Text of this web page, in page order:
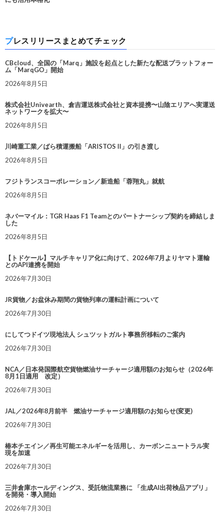
プレスリリースまとめてチェック
CBcloud、全国の「Marq」施設を起点とした新たな配送プラットフォー
ム「MarqGO」開始
2026年8月5日
株式会社Univearth、倉吉運送株式会社と資本提携〜山陰エリアへ実運送
ネットワークを拡大〜
2026年8月5日
川崎重工業／ばら積運搬船「ARISTOS II」の引き渡し
2026年8月5日
フジトランスコーポレーション／新造船「蓉翔丸」就航
2026年8月5日
ネバーマイル：TGR Haas F1 Teamとのパートナーシップ契約を締結しま
した
2026年8月5日
【トドケール】マルチキャリア化に向けて、2026年7月よりヤマト運輸
とのAPI連携を開始
2026年7月30日
JR貨物／お盆休み期間の貨物列車の運転計画について
2026年7月30日
にしてつドイツ現地法人 シュツットガルト事務所移転のご案内
2026年7月30日
NCA／日本発国際航空貨物燃油サーチャージ適用額のお知らせ（2026年
8月1日適用 改定）
2026年7月30日
JAL／2026年8月前半 燃油サーチャージ適用額のお知らせ(変更)
2026年7月30日
椿本チエイン／再生可能エネルギーを活用し、カーボンニュートラル実
現を加速
2026年7月30日
三井倉庫ホールディングス、受託物流業務に 「生成AI出荷検品アプリ」
を開発・導入開始
2026年7月30日